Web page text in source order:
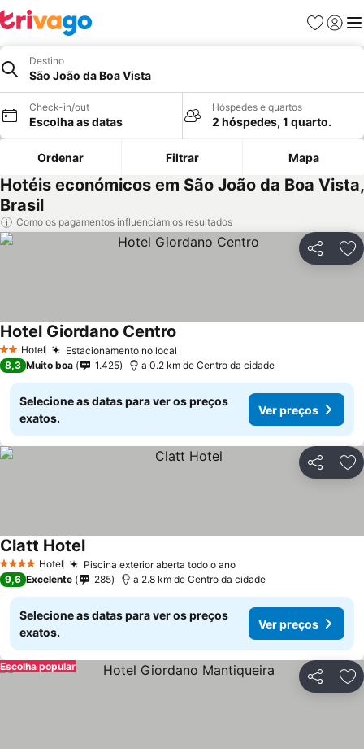
Favoritos
Iniciar
Destino
São João da Boa Vista
Check-in/out
Escolha as datas
Hóspedes e quartos
2 hóspedes, 1 quarto.
Ordenar Filtrar Mapa
Hotéis económicos em São João da Boa Vista,
Brasil
Como os pagamentos influenciam os resultados
Partilhar
2 Estrelas
Hotel Estacionamento no local
Hotel Giordano Centro
8,3 Muito boa 1.425 a 0.2 km de Centro da cidade
Selecione as datas para ver os preços
exatos.
Ver preços
Partilhar
4 EstrelasHotel Piscina exterior aberta todo o ano
Clatt Hotel
9,6 Excelente 285 a 2.8 km de Centro da cidade
Selecione as datas para ver os preços
exatos.
Ver preços
Partilhar
Escolha popular